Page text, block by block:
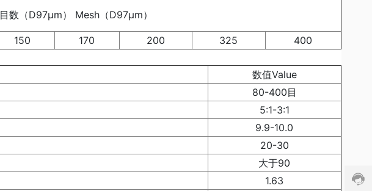
目数（D97μm） Mesh（D97μm）
150 170 200 325
400
数值Value
80-400目
5:1-3:1
9.9-10.0
20-30
大于90
1.63
务
时